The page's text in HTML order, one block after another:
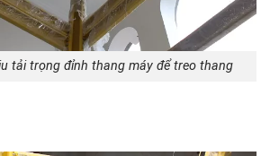
tải trọng đỉnh thang máy để treo thang